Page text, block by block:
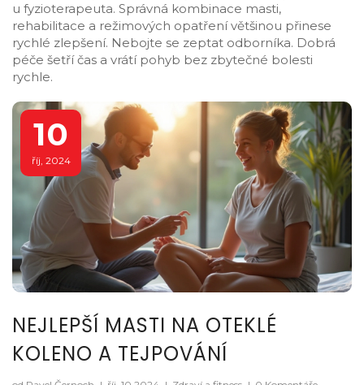
u fyzioterapeuta. Správná kombinace masti,
rehabilitace a režimových opatření většinou přinese
rychlé zlepšení. Nebojte se zeptat odborníka. Dobrá
péče šetří čas a vrátí pohyb bez zbytečné bolesti
rychle.
10
říj, 2024
NEJLEPŠÍ MASTI NA OTEKLÉ
KOLENO A TEJPOVÁNÍ